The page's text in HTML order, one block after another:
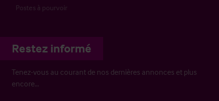
Postes à pourvoir
Restez informé
Tenez-vous au courant de nos dernières annonces et plus
encore…